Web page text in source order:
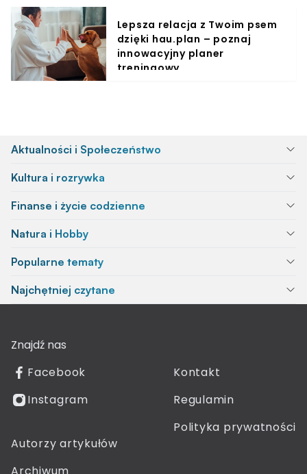
Lepsza relacja z Twoim psem
dzięki hau.plan – poznaj
innowacyjny planer
treningowy
Aktualności i Społeczeństwo
Kultura i rozrywka
Finanse i życie codzienne
Natura i Hobby
Popularne tematy
Najchętniej czytane
Znajdź nas
Facebook
Instagram
Kontakt
Regulamin
Polityka prywatności
Autorzy artykułów
Archiwum